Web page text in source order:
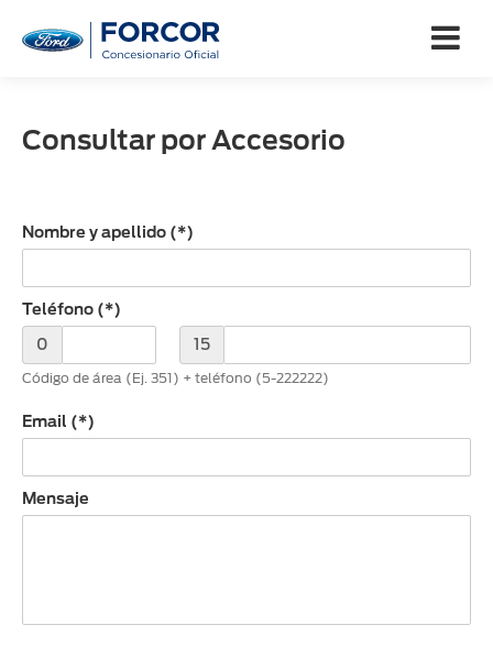
Consultar por Accesorio
Nombre y apellido (*)
Teléfono (*)
0
15
Código de área (Ej. 351) + teléfono (5-222222)
Email (*)
Mensaje